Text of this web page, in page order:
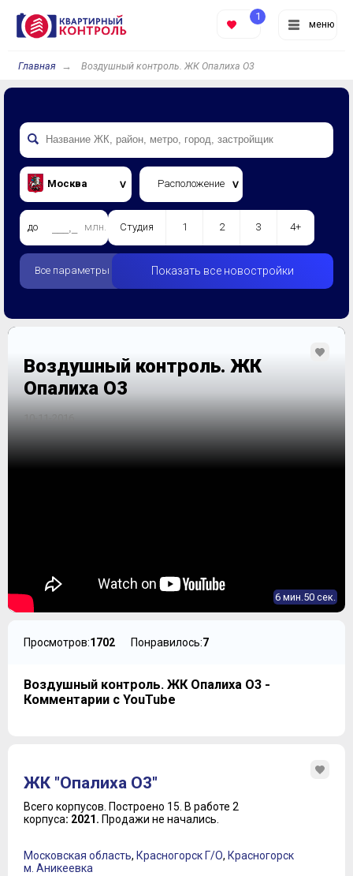
меню
1
Главная Воздушный контроль. ЖК Опалиха О3
Москва Расположение
до млн. Студия 1 2 3 4+
Все параметры Показать все новостройки
Воздушный контроль. ЖК
Опалиха О3
6 мин.50 сек.
Просмотров:1702 Понравилось:7
Воздушный контроль. ЖК Опалиха О3 -
Комментарии с YouTube
ЖК "Опалиха О3"
Всего корпусов. Построено 15. В работе 2
корпуса: 2021. Продажи не начались.
Московская область, Красногорск Г/О, Красногорск
м. Аникеевка